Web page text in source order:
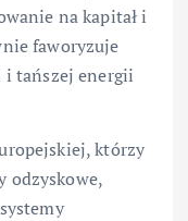
na kapitał i
faworyzuje
i tańszej energii
którzy
odzyskowe,